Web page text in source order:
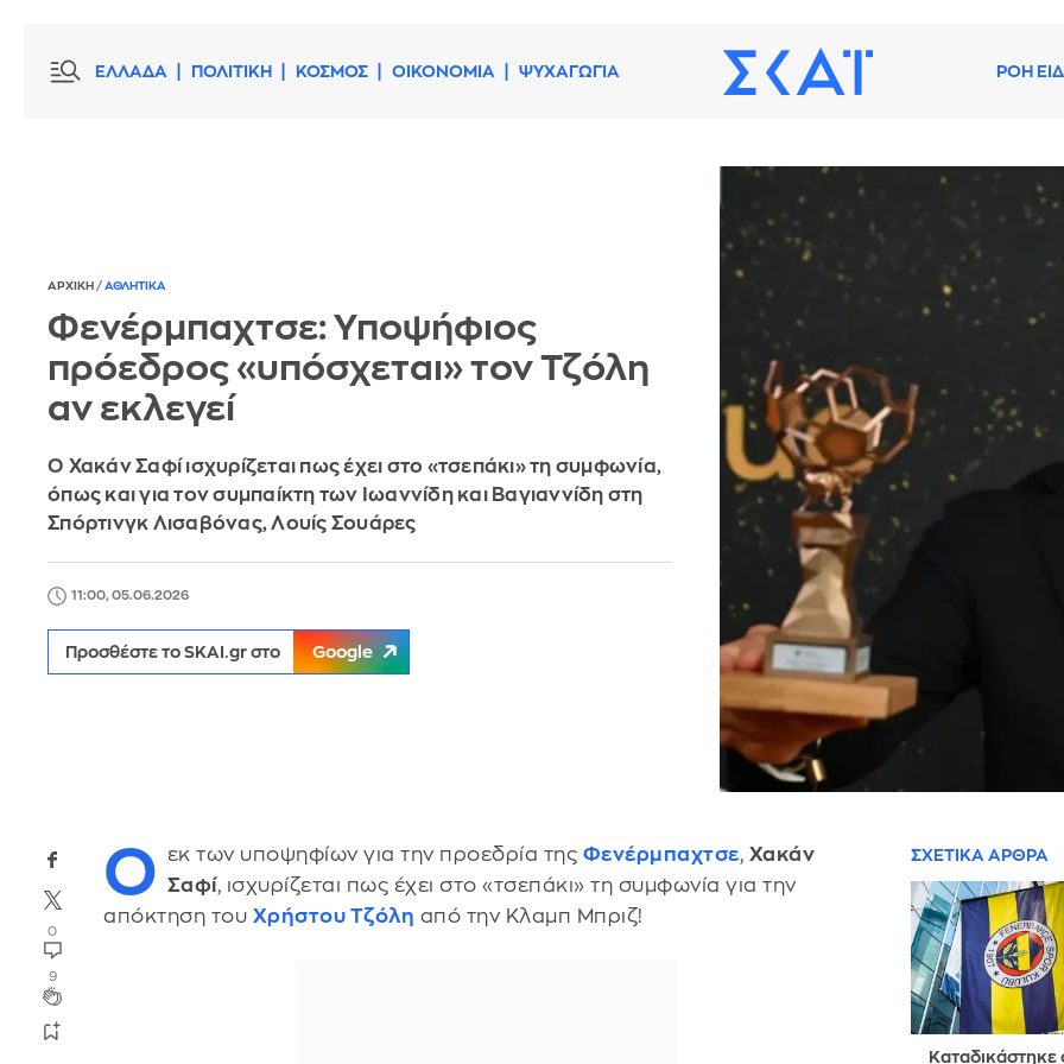
ΕΛΛΑΔΑ ΠΟΛΙΤΙΚΗ ΚΟΣΜΟΣ ΟΙΚΟΝΟΜΙΑ ΨΥΧΑΓΩΓΙΑ ΡΟΗ
ΑΡΧΙΚΗ / ΑΘΛΗΤΙΚΑ
Φενέρμπαχτσε: Υποψήφιος
πρόεδρος «υπόσχεται» τον Τζόλη
αν εκλεγεί
Ο Χακάν Σαφί ισχυρίζεται πως έχει στο «τσεπάκι» τη συμφωνία,
όπως και για τον συμπαίκτη των Ιωαννίδη και Βαγιαννίδη στη
Σπόρτινγκ Λισαβόνας, Λουίς Σουάρες
11:00, 05.06.2026
Προσθέστε το SKAI.gr στο Google
0
9
Ο εκ των υποψηφίων για την προεδρία της Φενέρμπαχτσε, Χακάν
Σαφί, ισχυρίζεται πως έχει στο «τσεπάκι» τη συμφωνία για την
απόκτηση του Χρήστου Τζόλη από την Κλαμπ Μπριζ!
ΣΧΕΤΙΚΑ ΑΡΘΡΑ
Καταδικάστηκε